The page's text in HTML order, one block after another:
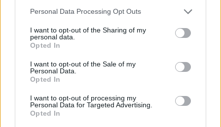
Personal Data Processing Opt Outs
I want to opt-out of the Sharing of my
personal data.
Opted In
I want to opt-out of the Sale of my
Personal Data.
Opted In
I want to opt-out of processing my
Personal Data for Targeted Advertising.
Opted In
január 2022
december 2021
november 2021
október 2021
september 2021